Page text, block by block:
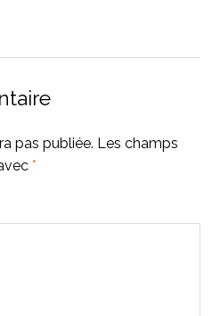
pas publiée. Les champs
*